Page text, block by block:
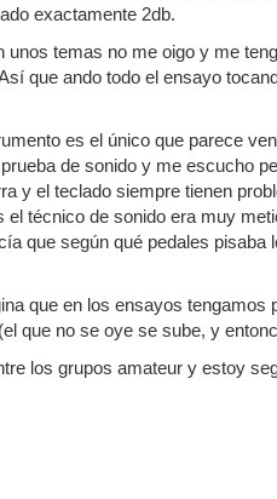
exactamente 2db.
temas no me oigo y me
que ando todo el ensayo
es el único que parece
de sonido y me escucho
y el teclado siempre tienen
técnico de sonido era muy
que según qué pedales
que en los ensayos
que no se oye se sube, y
los grupos amateur y estoy